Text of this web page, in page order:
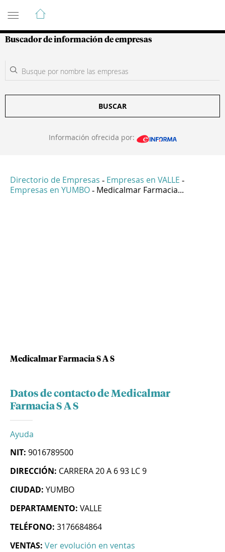
Guía de Empresas Colombianas
Buscador de información de empresas
BUSCAR
Información ofrecida por:
Directorio de Empresas - Empresas en VALLE -
Empresas en YUMBO - Medicalmar Farmacia...
Medicalmar Farmacia S A S
Datos de contacto de Medicalmar
Farmacia S A S
Ayuda
NIT: 9016789500
DIRECCIÓN: CARRERA 20 A 6 93 LC 9
CIUDAD: YUMBO
DEPARTAMENTO: VALLE
TELÉFONO: 3176684864
VENTAS: Ver evolución en ventas